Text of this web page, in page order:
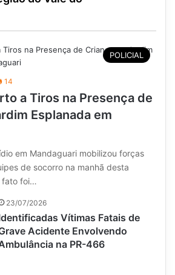
POLICIAL
14
a Tiros na Presença de
Esplanada em
em Mandaguari mobilizou forças
de socorro na manhã desta
fato foi…
23/07/2026
Vítimas Fatais de
Acidente Envolvendo
na PR-466